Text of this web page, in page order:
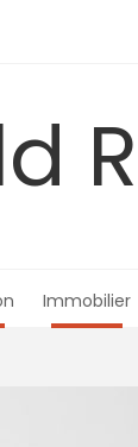
Immobilier